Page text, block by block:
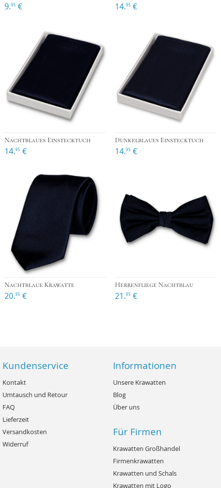
9.95 € 14.95 €
Nachtblaues Einstecktuch
14.95 €
Dunkelblaues Einstecktuch
14.95 €
Nachtblaue Krawatte
20.95 €
Herrenfliege Nachtblau
21.95 €
Kundenservice
Kontakt
Umtausch und Retour
FAQ
Lieferzeit
Versandkosten
Widerruf
Informationen
Unsere Krawatten
Blog
Über uns
Für Firmen
Krawatten Großhandel
Firmenkrawatten
Krawatten und Schals
Krawatten mit Logo